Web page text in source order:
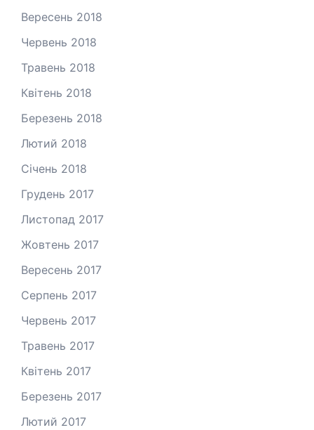
Вересень 2018
Червень 2018
Травень 2018
Квітень 2018
Березень 2018
Лютий 2018
Січень 2018
Грудень 2017
Листопад 2017
Жовтень 2017
Вересень 2017
Серпень 2017
Червень 2017
Травень 2017
Квітень 2017
Березень 2017
Лютий 2017